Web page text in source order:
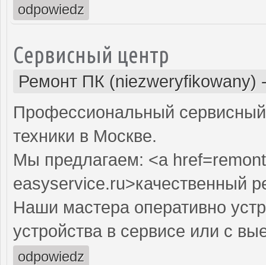
odpowiedz
Сервисный центр
Ремонт ПК (niezweryfikowany)
Профессиональный
техники в Москве.
Мы предлагаем: <a
easyservice.ru>качественный
Наши мастера оперативно
устройства в сервисе или с
odpowiedz